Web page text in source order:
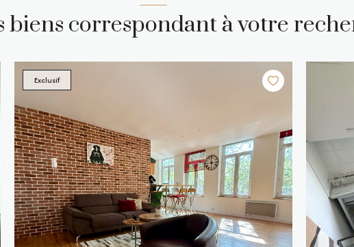
biens correspondant à votre
Exclusif